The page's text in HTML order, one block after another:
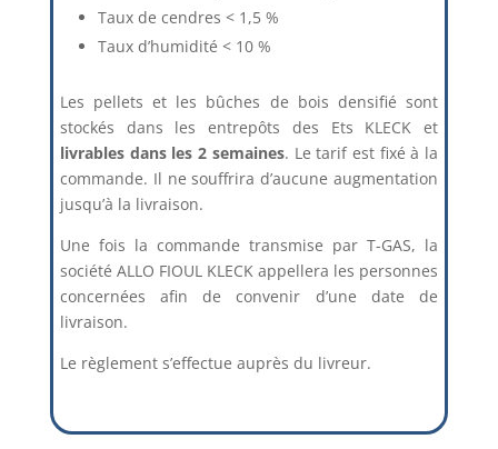
Taux de cendres < 1,5 %
Taux d’humidité < 10 %
Les pellets et les bûches de bois densifié sont
stockés dans les entrepôts des Ets KLECK et
livrables dans les 2 semaines. Le tarif est fixé à la
commande. Il ne souffrira d’aucune augmentation
jusqu’à la livraison.
Une fois la commande transmise par T-GAS, la
société ALLO FIOUL KLECK appellera les personnes
concernées afin de convenir d’une date de
livraison.
Le règlement s’effectue auprès du livreur.